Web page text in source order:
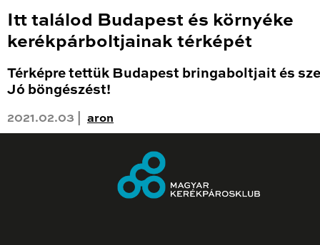
Itt találod Budapest és környéke
kerékpárboltjainak térképét
Térképre tettük Budapest bringaboltjait és
Jó böngészést!
2021.02.03 | aron